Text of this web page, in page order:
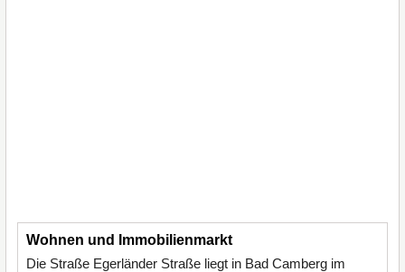
Wohnen und Immobilienmarkt
Die Straße Egerländer Straße liegt in Bad Camberg im